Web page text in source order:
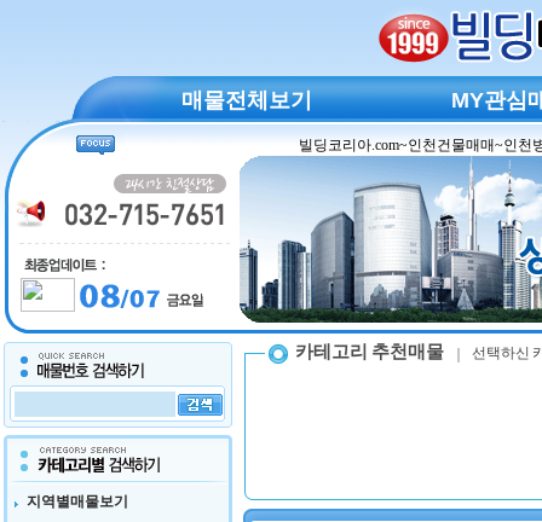
매물전체보기 MY관심
지역별매물보기
카테고리 추천매물 선택하신